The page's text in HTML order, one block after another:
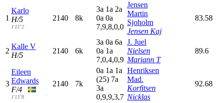
1
Karlo
H/5
1'15"2
2140 8k
3a 1a 2a
0a 0a
7,9,8,0,0
Jensen
Martin
Sjoholm
Jensen Kaj
83.58
2
Kalle V
H/5
2140 6k
3a 0a 6a
0a 1a
7,0,4,0,9
J. Juel
Nielsen
Mariann T
89.6
3
Eileen
Edwards
F/4
1'13"8
2140 7k
0a 1a 1a
(25) 7a
3a
0,9,9,3,7
Henriksen
Mad.
Korfitsen
Nicklas
92.68